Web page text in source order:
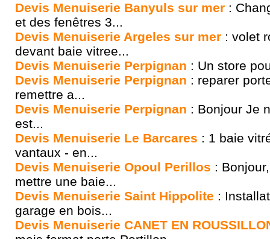
Devis Menuiserie Banyuls sur mer :
et des fenêtres 3...
Devis Menuiserie Argeles sur mer : volet
devant baie vitree...
Devis Menuiserie Perpignan : Un store
Devis Menuiserie Perpignan : reparer
remettre a...
Devis Menuiserie Perpignan : Bonjour Je
est...
Devis Menuiserie Le Barcares : 1 baie
vantaux - en...
Devis Menuiserie Opoul Perillos :
mettre une baie...
Devis Menuiserie Saint Hippolite :
garage en bois...
Devis Menuiserie CANET EN